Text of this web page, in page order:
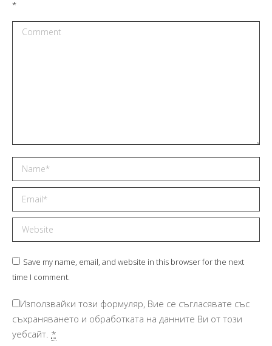
*
Comment
Name *
Email *
Website
Save my name, email, and website in this browser for the next
time I comment.
Използвайки този формуляр, Вие се съгласявате със
съхраняването и обработката на данните Ви от този
уебсайт. *